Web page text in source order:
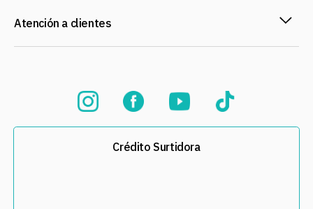
Atención a clientes
Crédito Surtidora